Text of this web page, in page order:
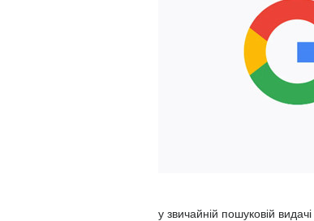
у звичайній пошуковій